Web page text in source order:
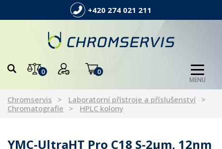
+420 274 021 211
0 0
MENU
Chromservis
Laboratorní přístroje a příslušenství
Chromatografie
HPLC kolony
YMC-UltraHT Pro C18 S-2µm, 12nm